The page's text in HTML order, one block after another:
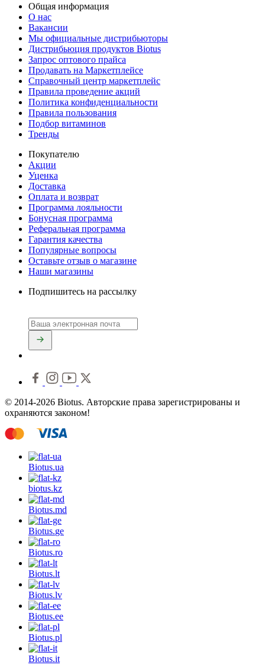
Общая информация
О нас
Вакансии
Мы официальные дистрибьюторы
Дистрибьюция продуктов Biotus
Запрос оптового прайса
Продавать на Маркетплейсе
Справочный центр маркетплейс
Правила проведение акций
Политика конфиденциальности
Правила пользования
Подбор витаминов
Тренды
Покупателю
Акции
Уценка
Доставка
Оплата и возврат
Программа лояльности
Бонусная программа
Реферальная программа
Гарантия качества
Популярные вопросы
Оставьте отзыв о магазине
Наши магазины
Подпишитесь на рассылку
© 2014-2026 Biotus. Авторские права зарегистрированы и
охраняются законом!
Biotus.ua
biotus.kz
Biotus.md
Biotus.ge
Biotus.ro
Biotus.lt
Biotus.lv
Biotus.ee
Biotus.pl
Biotus.it